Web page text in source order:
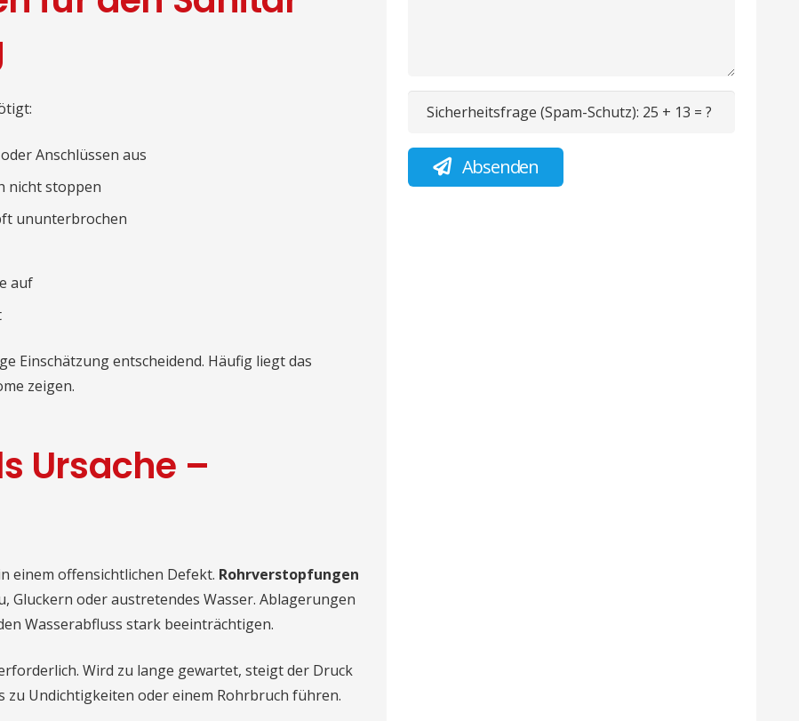
Anschlüssen aus
nicht stoppen
ununterbrochen
auf
Einschätzung entscheidend. Häufig liegt das
zeigen.
Ursache –
einem offensichtlichen Defekt. Rohrverstopfungen
Gluckern oder austretendes Wasser. Ablagerungen
Wasserabfluss stark beeinträchtigen.
Wird zu lange gewartet, steigt der Druck
zu Undichtigkeiten oder einem Rohrbruch führen.
Sicherheitsfrage (Spam-Schutz): 25 + 13 = ?
Absenden